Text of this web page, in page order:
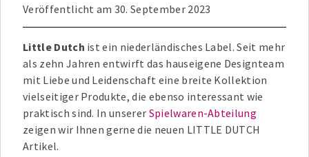
Veröffentlicht am 30. September 2023
Little Dutch ist ein niederländisches Label. Seit mehr
als zehn Jahren entwirft das hauseigene Designteam
mit Liebe und Leidenschaft eine breite Kollektion
vielseitiger Produkte, die ebenso interessant wie
praktisch sind. In unserer Spielwaren-Abteilung
zeigen wir Ihnen gerne die neuen LITTLE DUTCH
Artikel.